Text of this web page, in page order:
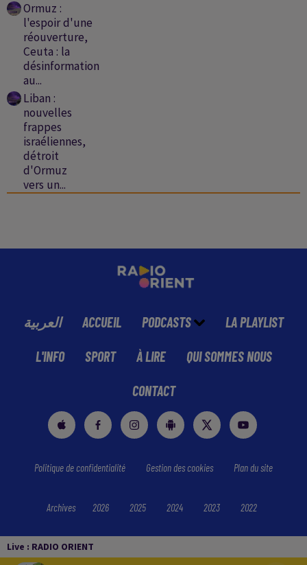
Live : RADIO ORIENT
Ormuz :
l'espoir d'une
réouverture,
Ceuta : la
désinformation
au...
Liban :
nouvelles
frappes
israéliennes,
détroit
d'Ormuz
vers un...
العربية ACCUEIL PODCASTS LA PLAYLIST
L'INFO SPORT À LIRE QUI SOMMES NOUS
CONTACT
Politique de confidentialité Gestion des cookies Plan du site
Archives 2026 2025 2024 2023 2022